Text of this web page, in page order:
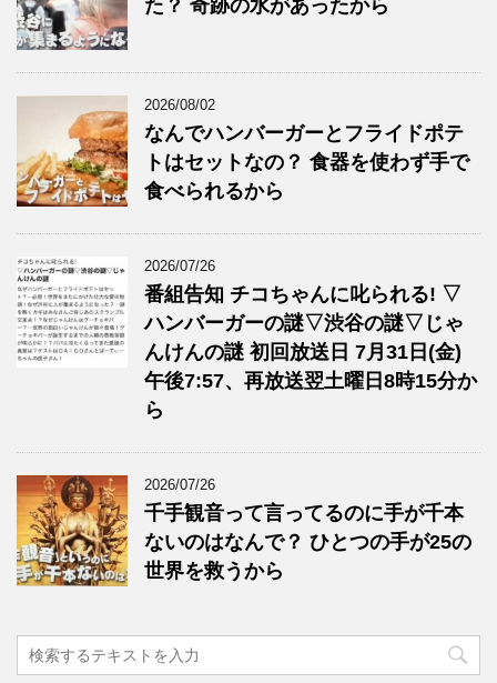
た？ 奇跡の水があったから
2026/08/02
なんでハンバーガーとフライドポテ
トはセットなの？ 食器を使わず手で
食べられるから
2026/07/26
番組告知 チコちゃんに叱られる! ▽
ハンバーガーの謎▽渋谷の謎▽じゃ
んけんの謎 初回放送日 7月31日(金)
午後7:57、再放送翌土曜日8時15分か
ら
2026/07/26
千手観音って言ってるのに手が千本
ないのはなんで？ ひとつの手が25の
世界を救うから